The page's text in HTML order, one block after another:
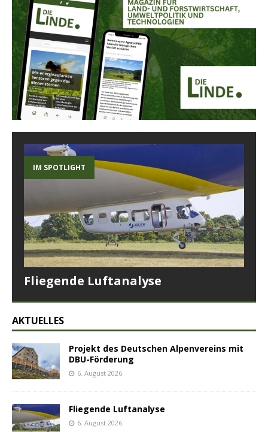
IM SPOTLIGHT
Fliegende Luftanalyse
AKTUELLES
Projekt des Deutschen Alpenvereins mit
DBU-Förderung
6. August 2026
Fliegende Luftanalyse
6. August 2026